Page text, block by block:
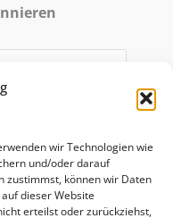
wir Technologien wie
und/oder darauf
zustimmst, können wir Daten
dieser Website
erteilst oder zurückziehst,
abonnierten E-Mail-
ist freiwillig
werden.